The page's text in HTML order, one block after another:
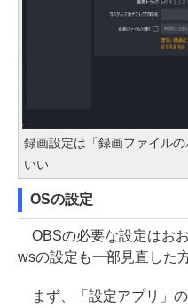
録画設定は「録画ファイル
いい
OSの設定
OBSの必要な設定はお
wsの設定も一部見直した
まず、「設定アプリ」